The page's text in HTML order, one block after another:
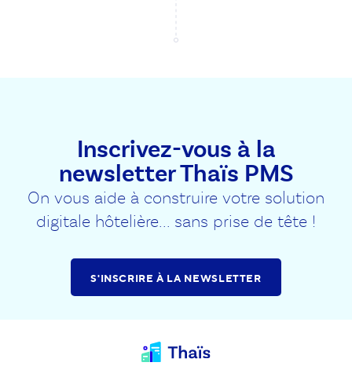
Inscrivez-vous à la
newsletter Thaïs PMS
On vous aide à construire votre solution
digitale hôtelière... sans prise de tête !
S'INSCRIRE À LA NEWSLETTER